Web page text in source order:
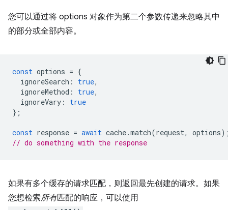
您可以通过将 options 对象作为第二个参数传递来忽略其中
的部分或全部内容。
const options = {
ignoreSearch : true,
ignoreMethod : true,
ignoreVary :
true
};
const response = await cache.match(request, options
// do something with the response
如果有多个缓存的请求匹配，则返回最先创建的请求。如果
您想检索所有匹配的响应，可以使用